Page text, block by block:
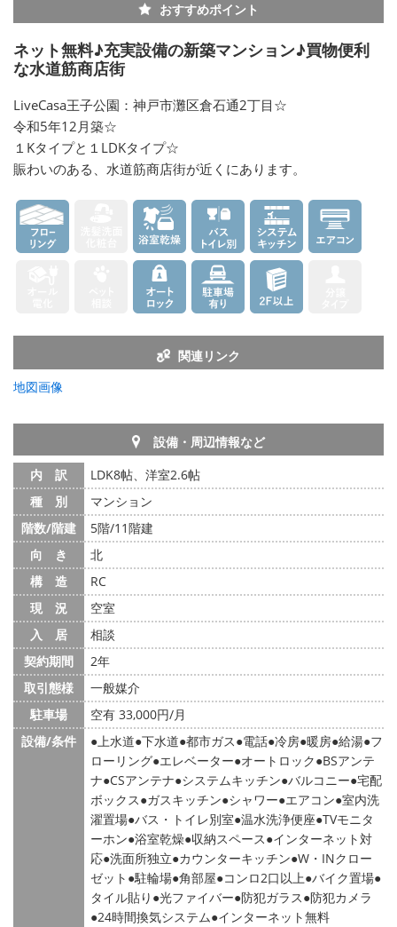
おすすめポイント
ネット無料♪充実設備の新築マンション♪買物便利
な水道筋商店街
LiveCasa王子公園：神戸市灘区倉石通2丁目☆
令和5年12月築☆
１Kタイプと１LDKタイプ☆
賑わいのある、水道筋商店街が近くにあります。
関連リンク
地図画像
設備・周辺情報など
内 訳
LDK8帖、洋室2.6帖
種 別
マンション
階数/階建
5階/11階建
向 き
北
構 造
RC
現 況
空室
入 居
相談
契約期間
2年
取引態様
一般媒介
駐車場
空有 33,000円/月
設備/条件
上水道 下水道 都市ガス 電話 冷房 暖房 給湯 フ
ローリング エレベーター オートロック BSアンテ
ナ CSアンテナ システムキッチン バルコニー 宅配
ボックス ガスキッチン シャワー エアコン 室内洗
濯置場 バス・トイレ別室 温水洗浄便座 TVモニタ
ーホン 浴室乾燥 収納スペース インターネット対
応 洗面所独立 カウンターキッチン W・INクロー
ゼット 駐輪場 角部屋 コンロ2口以上 バイク置場
タイル貼り 光ファイバー 防犯ガラス 防犯カメラ
24時間換気システム インターネット無料